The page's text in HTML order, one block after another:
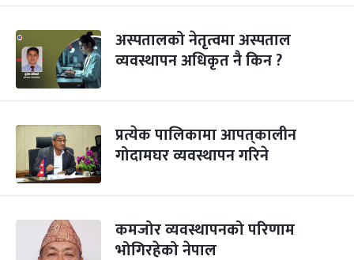
अस्पतालको नेतृत्वमा अस्पताल
व्यवस्थापन अधिकृत नै किन ?
प्रत्येक पालिकामा आपत्‌कालीन
गोदामघर व्यवस्थापन गरिने
कमजोर व्यवस्थापनको परिणाम
भोगिरहेको नेपाल